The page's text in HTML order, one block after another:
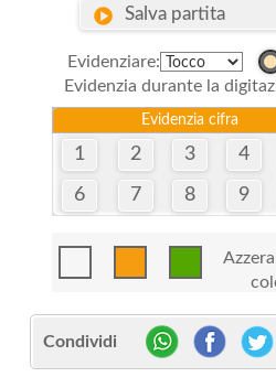
Salva partita
Evidenziare:
Evidenzia durante la
Evidenzia cifra
1 2 3 4
6 7 8 9
Condividi